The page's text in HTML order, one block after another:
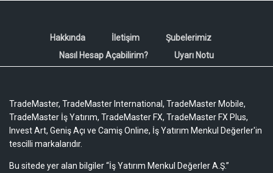
Hakkında İletişim
Şubelerimiz
Nasıl Hesap Açabilirim?
Uyarı Notu
TradeMaster, TradeMaster International, TradeMaster Mobile,
TradeMaster İş Yatırım, TradeMaster FX, TradeMaster FX Plus,
Invest Art, Geniş Açı ve Camiş Online, İş Yatırım Menkul Değerler'in
tescilli markalarıdır.
Bu sitede yer alan bilgiler “İş Yatırım Menkul Değerler A.Ş.”